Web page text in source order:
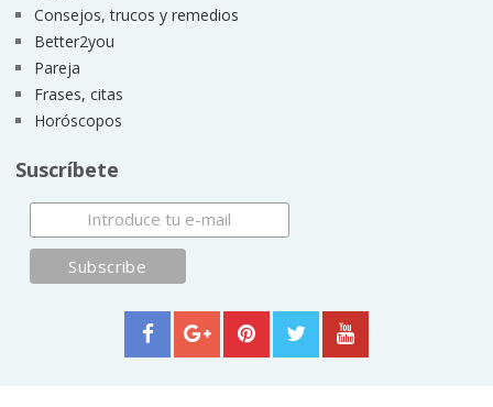
Consejos, trucos y remedios
Better2you
Pareja
Frases, citas
Horóscopos
Suscríbete